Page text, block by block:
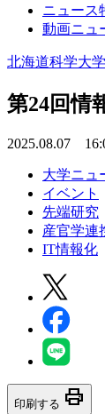
ニュース
動画ニュ
北海道科学大学
第24回情
2025.08.07
大学ニュ
イベント
先端研究
産官学連
IT情報化
印刷する print